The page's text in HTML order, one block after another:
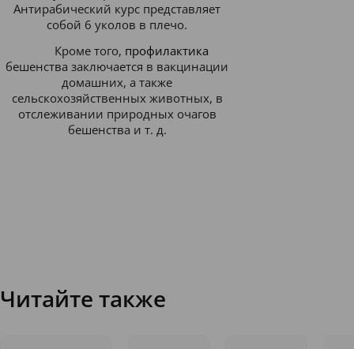
Антирабический курс представляет
собой 6 уколов в плечо.
Кроме того, профилактика​
бешенства заключается в вакцинации
домашних, а также
сельскохозяйственных животных, в
отслеживании природных очагов
бешенства и т. д.
Читайте также